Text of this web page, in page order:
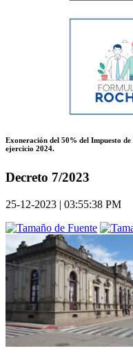
Exoneración del 50% del Impuesto
ejercicio 2024.
Decreto 7/2023
25-12-2023 | 03:55:38 PM